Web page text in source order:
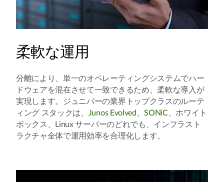
柔軟な運用
分離により、単一のオペレーティングシステムでハー
ドウェアを混在させて一致できるため、柔軟な導入が
実現します。ジュニパーの業界トップクラスのルーテ
ィング スタックは、 Junos Evolved 、SONiC、ホワイト
ボックス、Linux サーバーのどれでも、インフラスト
ラクチャ全体で運用効率を合理化します。